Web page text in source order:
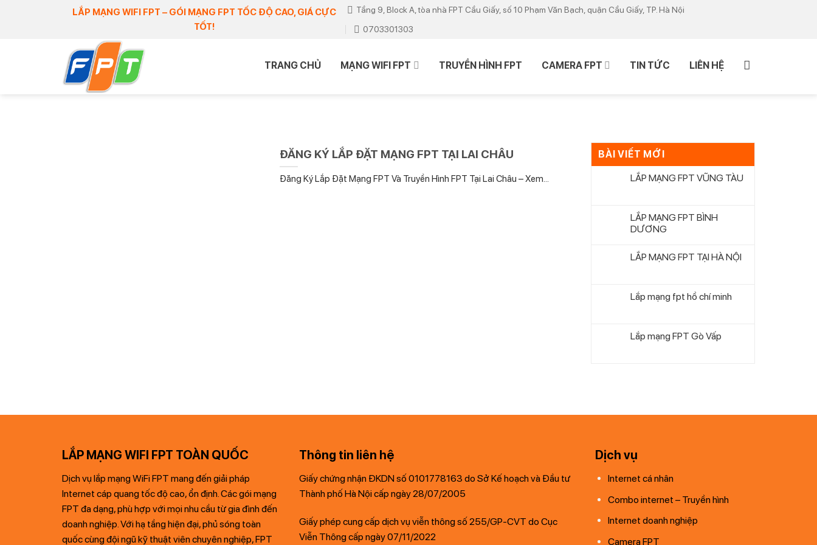
LẮP MẠNG WIFI FPT – GÓI MẠNG FPT TỐC ĐỘ CAO, GIÁ CỰC
TỐT!
Tầng 9, Block A, tòa nhà FPT Cầu Giấy, số 10 Phạm Văn Bạch, quận Cầu Giấy, TP. Hà Nội
0703301303
TRANG CHỦ MẠNG WIFI FPT TRUYỀN HÌNH FPT CAMERA FPT TIN TỨC LIÊN HỆ
ĐĂNG KÝ LẮP ĐẶT MẠNG FPT TẠI LAI CHÂU
Đăng Ký Lắp Đặt Mạng FPT Và Truyền Hình FPT Tại Lai Châu – Xem...
BÀI VIẾT MỚI
LẮP MẠNG FPT VŨNG TÀU
LẮP MẠNG FPT BÌNH
DƯƠNG
LẮP MẠNG FPT TẠI HÀ NỘI
Lắp mạng fpt hồ chí minh
Lắp mạng FPT Gò Vấp
LẮP MẠNG WIFI FPT TOÀN QUỐC
Dịch vụ lắp mạng WiFi FPT mang đến giải pháp
Internet cáp quang tốc độ cao, ổn định. Các gói mạng
FPT đa dạng, phù hợp với mọi nhu cầu từ gia đình đến
doanh nghiệp. Với hạ tầng hiện đại, phủ sóng toàn
quốc cùng đội ngũ kỹ thuật viên chuyên nghiệp, FPT
Thông tin liên hệ
Giấy chứng nhận ĐKDN số 0101778163 do Sở Kế hoạch và Đầu tư
Thành phố Hà Nội cấp ngày 28/07/2005
Giấy phép cung cấp dịch vụ viễn thông số 255/GP-CVT do Cục
Viễn Thông cấp ngày 07/11/2022
Dịch vụ
Internet cá nhân
Combo internet – Truyền hình
Internet doanh nghiệp
Camera FPT